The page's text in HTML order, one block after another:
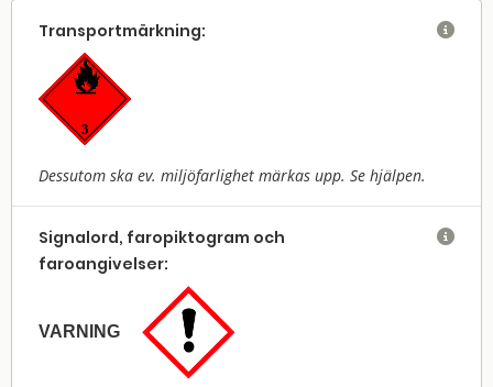
Transport­märkning:
Dessutom ska ev. miljöfarlighet märkas upp. Se hjälpen.

Signalord, faropiktogram och
faroangivelser:
VARNING
